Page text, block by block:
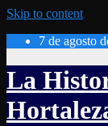
Skip to content
7 de agosto
La